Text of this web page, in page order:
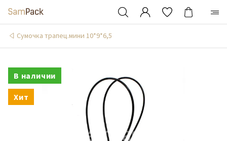
Сумочка трапец.мини 10*9*6,5
В наличии
Хит